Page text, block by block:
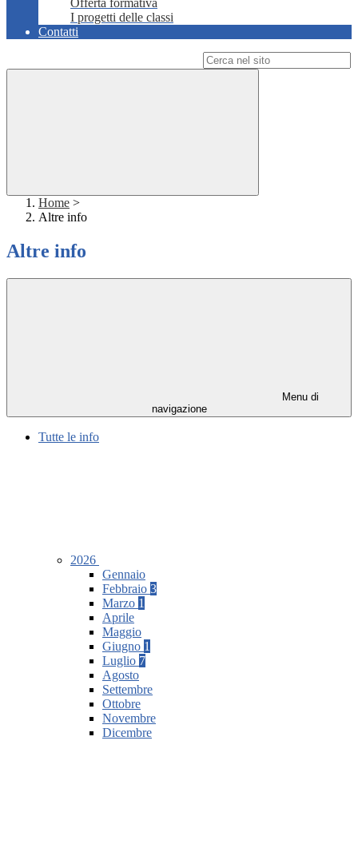
Offerta formativa
I progetti delle classi
Contatti
Home >
Altre info
Altre info
Menu di
navigazione
Tutte le info
2026
Gennaio
Febbraio 3
Marzo 1
Aprile
Maggio
Giugno 1
Luglio 7
Agosto
Settembre
Ottobre
Novembre
Dicembre